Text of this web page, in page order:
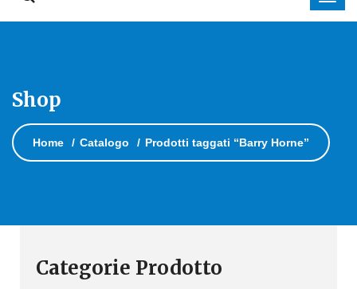
Shop
Home Catalogo Prodotti taggati “Barry Horne”
Categorie Prodotto